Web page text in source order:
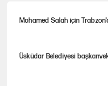
Mohamed Salah için
Üsküdar Belediyesi